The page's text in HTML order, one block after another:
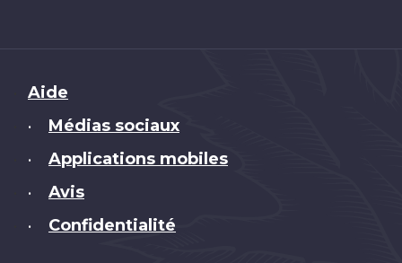
Brand
Aide
• Médias sociaux
• Applications mobiles
• Avis
• Confidentialité